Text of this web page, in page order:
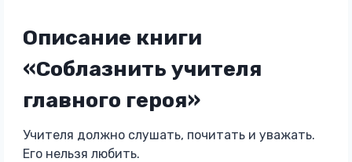
Описание книги
«Соблазнить учителя
главного героя»
Учителя должно слушать, почитать и уважать.
Его нельзя любить.